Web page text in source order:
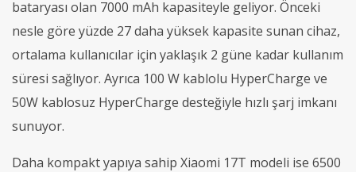
bataryası olan 7000 mAh kapasiteyle geliyor. Önceki
nesle göre yüzde 27 daha yüksek kapasite sunan cihaz,
ortalama kullanıcılar için yaklaşık 2 güne kadar kullanım
süresi sağlıyor. Ayrıca 100 W kablolu HyperCharge ve
50W kablosuz HyperCharge desteğiyle hızlı şarj imkanı
sunuyor.
Daha kompakt yapıya sahip Xiaomi 17T modeli ise 6500